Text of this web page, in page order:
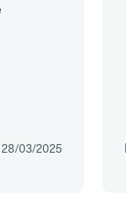
28/03/2025